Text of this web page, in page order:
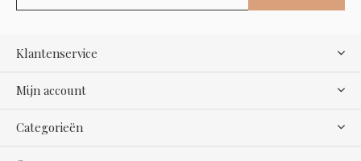
Klantenservice
Mijn account
Categorieën